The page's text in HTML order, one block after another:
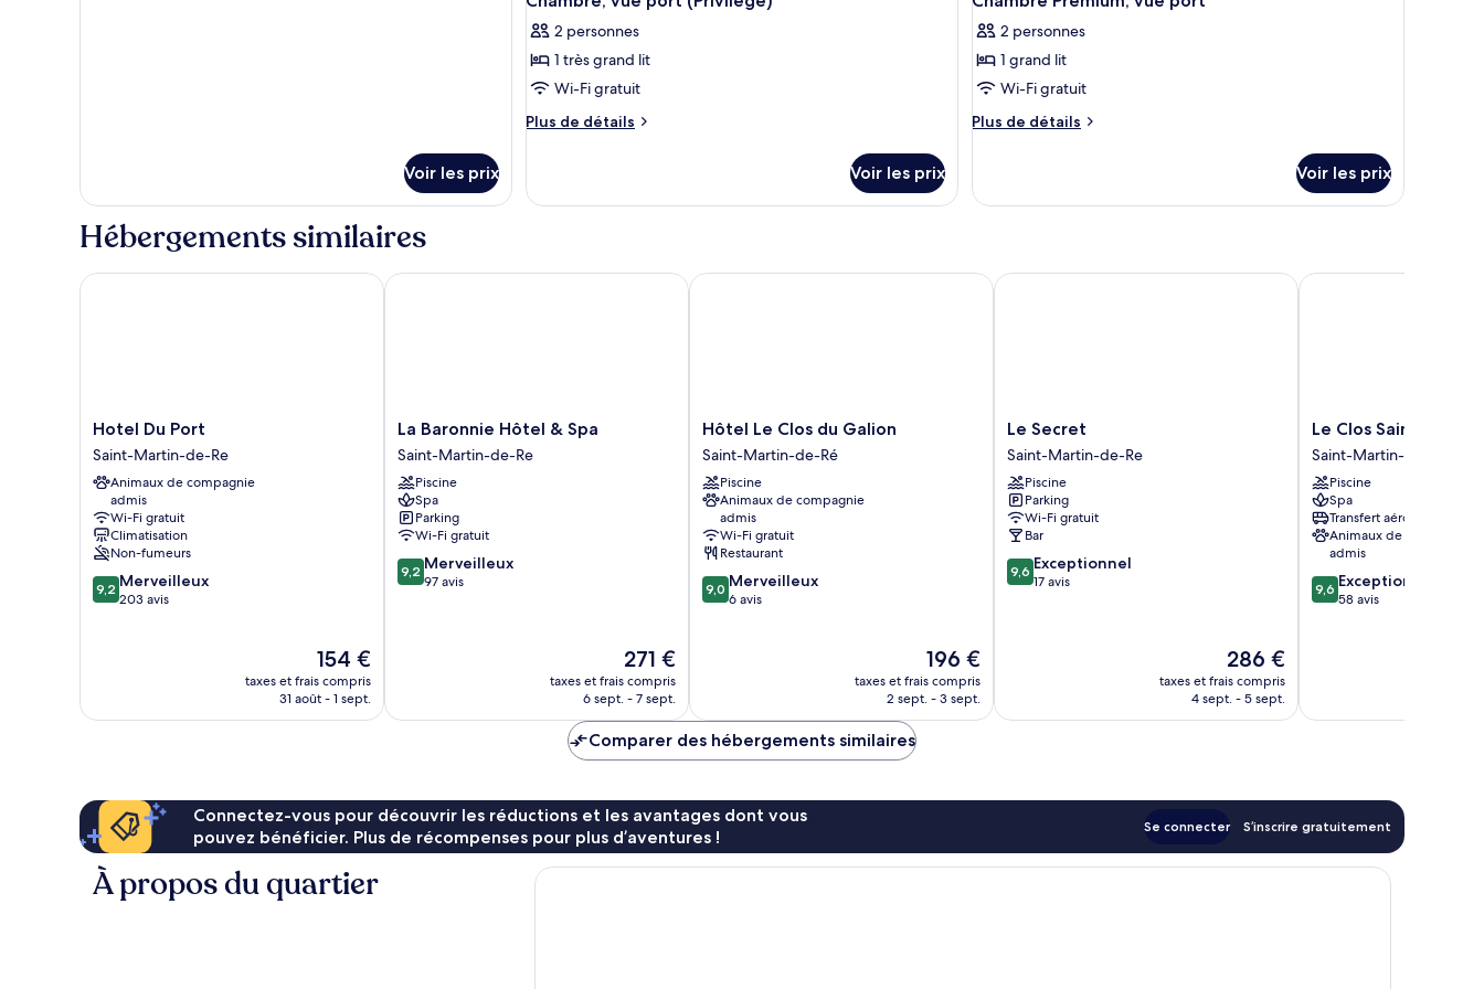
Voir les prix
2 personnes
1 très grand lit
Wi-Fi gratuit
Plus de détails
Plus
le
Chambre,
Voir les prix
2 personnes
1 grand lit
Wi-Fi gratuit
Plus de détails
Plus
le
Chambre
Voir les prix
Hébergements similaires
Hotel
Du
Port
Saint-
Martin-
de-
Re
Hotel Du Port
Saint-Martin-de-Re
Animaux de compagnie
admis
Wi-Fi gratuit
Climatisation
Non-fumeurs
9.2
sur
9,2 Merveilleux
203 avis
Le
nouveau
prix
154 €
taxes et frais compris
31 août - 1 sept.
Hotel Du Port
La
Baronnie
Hôtel
&
Spa
Saint-
Martin-
de-
Re
La Baronnie Hôtel & Spa
Saint-Martin-de-Re
Piscine
Spa
Parking
Wi-Fi gratuit
9.2
sur
9,2 Merveilleux
97 avis
Le
nouveau
prix
de
271 €
271 €
taxes et frais compris
6 sept. - 7 sept.
La Baronnie Hôtel & Spa
Hôtel
Le
Clos
du
Galion
Saint-
Martin-
de-
Ré
Hôtel Le Clos du Galion
Saint-Martin-de-Ré
Piscine
Animaux de compagnie
admis
Wi-Fi gratuit
Restaurant
9.0
sur
9,0 Merveilleux
6 avis
Le
nouveau
prix
196 €
taxes et frais compris
2 sept. - 3 sept.
Hôtel Le Clos du Galion
Le
Secret
Saint-
Martin-
de-
Re
Le Secret
Saint-Martin-de-Re
Piscine
Parking
Wi-Fi gratuit
Bar
9.6
sur
9,6 Exceptionnel
17 avis
Le
nouveau
prix
286 €
taxes et frais compris
4 sept. - 5 sept.
Le Secret
Le
Clos
Saint-
Martin
Hôtel
&
Spa
Martin-
de-
Le Clos Saint-
Saint-Martin-de-Re
Piscine
Spa
Transfert aéroport
Animaux de compagnie
admis
9.6
sur
9,6 Exceptionnel
58 avis
Le Clos Saint-Martin
Comparer des hébergements similaires
Connectez-vous pour découvrir les réductions et les avantages dont vous
pouvez bénéficier. Plus de récompenses pour plus d’aventures !
Se connecter S’inscrire gratuitement
À propos du quartier